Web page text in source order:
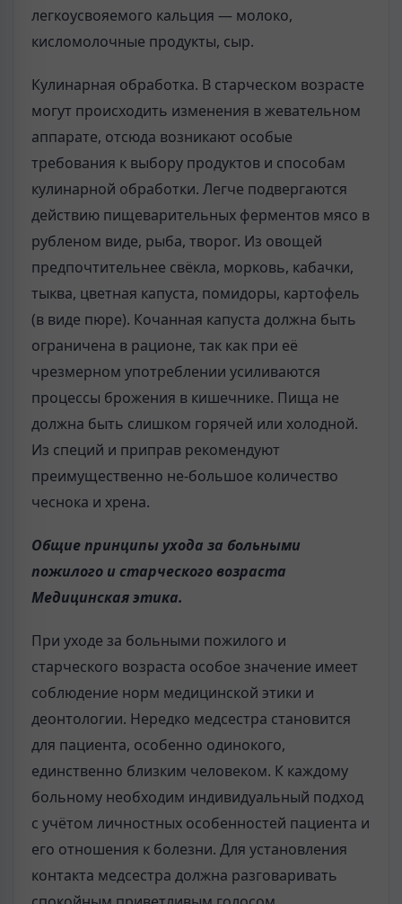
легкоусвояемого кальция — молоко,
кисломолочные продукты, сыр.
Кулинарная обработка. В старческом возрасте
могут происходить изменения в жевательном
аппарате, отсюда возникают особые
требования к выбору продуктов и способам
кулинарной обработки. Легче подвергаются
действию пищеварительных ферментов мясо в
рубленом виде, рыба, творог. Из овощей
предпочтительнее свёкла, морковь, кабачки,
тыква, цветная капуста, помидоры, картофель
(в виде пюре). Кочанная капуста должна быть
ограничена в рационе, так как при её
чрезмерном употреблении усиливаются
процессы брожения в кишечнике. Пища не
должна быть слишком горячей или холодной.
Из специй и приправ рекомендуют
преимущественно не-большое количество
чеснока и хрена.
Общие принципы ухода за больными
пожилого и старческого возраста
Медицинская этика.
При уходе за больными пожилого и
старческого возраста особое значение имеет
соблюдение норм медицинской этики и
деонтологии. Нередко медсестра становится
для пациента, особенно одинокого,
единственно близким человеком. К каждому
больному необходим индивидуальный подход
с учётом личностных особенностей пациента и
его отношения к болезни. Для установления
контакта медсестра должна разговаривать